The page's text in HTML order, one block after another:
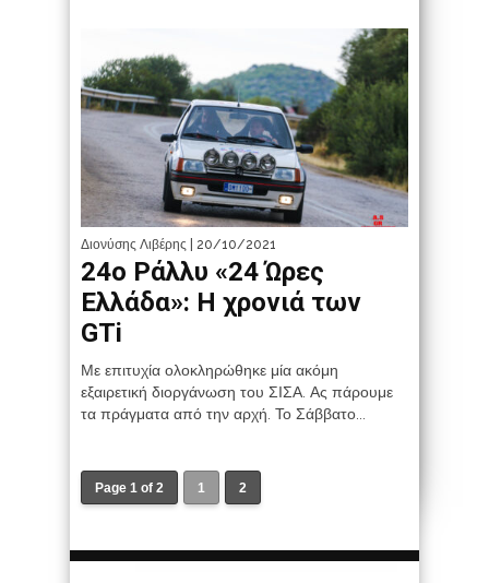
Διονύσης Λιβέρης | 20/10/2021
24ο Ράλλυ «24 Ώρες
Ελλάδα»: Η χρονιά των
GTi
Με επιτυχία ολοκληρώθηκε μία ακόμη
εξαιρετική διοργάνωση του ΣΙΣΑ. Ας πάρουμε
τα πράγματα από την αρχή. Το Σάββατο...
Page 1 of 2 1 2